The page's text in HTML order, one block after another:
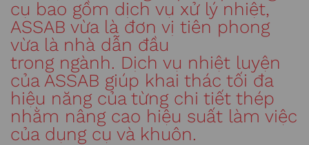
cụ bao gồm dịch vụ xử lý nhiệt,
ASSAB vừa là đơn vị tiên phong
vừa là nhà dẫn đầu
trong ngành. Dịch vụ nhiệt luyện
của ASSAB giúp khai thác tối đa
hiệu năng của từng chi tiết thép
nhằm nâng cao hiệu suất làm việc
của dụng cụ và khuôn.